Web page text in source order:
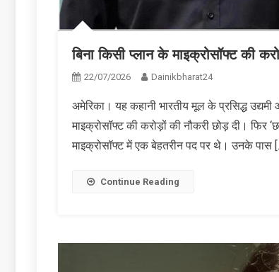
बिना किसी प्‍लान के माइक्रोसॉफ्ट की
22/07/2026 Dainikbharat24
अमेरिका। यह कहानी भारतीय मूल के प्रसिद्ध
माइक्रोसॉफ्ट की करोड़ों की नौकरी छोड़ दी। फिर
माइक्रोसॉफ्ट में एक बेहतरीन पद पर थे। उनके पास
Continue Reading